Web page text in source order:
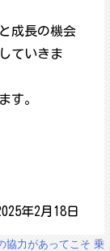
成長の機会
ていきま
す。
年2月18日
協力があってこそ 乗